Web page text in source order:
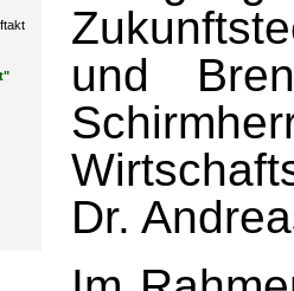
und
Dr.